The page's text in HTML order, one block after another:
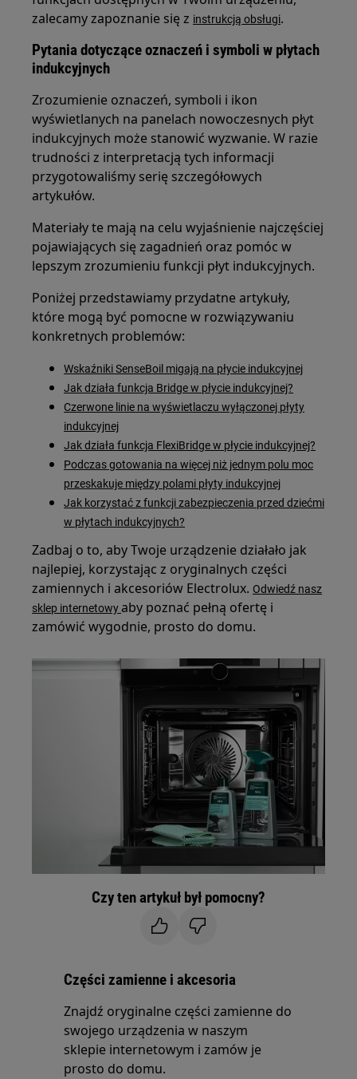
zalecamy zapoznanie się z instrukcją obsługi.
Pytania dotyczące oznaczeń i symboli w płytach
indukcyjnych
Zrozumienie oznaczeń, symboli i ikon
wyświetlanych na panelach nowoczesnych płyt
indukcyjnych może stanowić wyzwanie. W razie
trudności z interpretacją tych informacji
przygotowaliśmy serię szczegółowych
artykułów.
Materiały te mają na celu wyjaśnienie najczęściej
pojawiających się zagadnień oraz pomóc w
lepszym zrozumieniu funkcji płyt indukcyjnych.
Poniżej przedstawiamy przydatne artykuły,
które mogą być pomocne w rozwiązywaniu
konkretnych problemów:
Wskaźniki SenseBoil migają na płycie indukcyjnej
Jak działa funkcja Bridge w płycie indukcyjnej?
Czerwone linie na wyświetlaczu wyłączonej płyty
indukcyjnej
Jak działa funkcja FlexiBridge w płycie indukcyjnej?
Podczas gotowania na więcej niż jednym polu moc
przeskakuje między polami płyty indukcyjnej
Jak korzystać z funkcji zabezpieczenia przed dziećmi
w płytach indukcyjnych?
Zadbaj o to, aby Twoje urządzenie działało jak
najlepiej, korzystając z oryginalnych części
zamiennych i akcesoriów Electrolux. Odwiedź nasz
sklep internetowyaby poznać pełną ofertę i
zamówić wygodnie, prosto do domu.
Czy ten artykuł był pomocny?
Części zamienne i akcesoria
Znajdź oryginalne części zamienne do
swojego urządzenia w naszym
sklepie internetowym i zamów je
prosto do domu.